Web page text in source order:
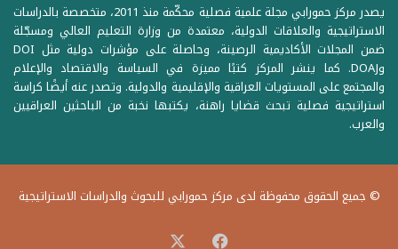
يصدر مركز حمورابي مجلة علمية فصلية محكّمة منذ 2011، متخصصة بالدراسات
الاستراتيجية والعلاقات الدولية، معتمدة من وزارة التعليم العالي ومسجّلة
ضمن المجلات الأكاديمية الرصينة، وحاصلة على مؤشرات دولية مثل DOI
وDOAJ. كما ينشر المركز كتبًا مميزة في السياسة والاقتصاد والإعلام
والمجتمع على المستويات العراقية والإقليمية والدولية. وتصدر عنه أيضًا كراسة
استراتيجية فصلية تبحث قضايا راهنة، يكتبها نخبة من الباحثين العراقيين
والعرب.
© جميع الحقوق محفوظة لدى مركز حمورابي للبحوث والدراسات الاستراتيجية
فيسبوك